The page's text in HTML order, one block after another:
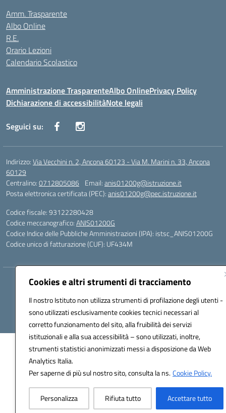
Cookies e altri strumenti di tracciamento
Il nostro Istituto non utilizza strumenti di profilazione degli utenti -
sono utilizzati esclusivamente cookies tecnici necessari al
corretto funzionamento del sito, alla fruibilità dei servizi
istituzionali e alla sua accessibilità – sono utilizzati, inoltre,
strumenti statistici anonimizzati messi a disposizione da Web
Analytics Italia.
Per saperne di più sul nostro sito, consulta la ns.Cookie Policy.
Personalizza Rifiuta tutto Accettare tutto
Amm. Trasparente
Albo Online
R.E.
Orario Lezioni
Calendario Scolastico
Amministrazione TrasparenteAlbo OnlinePrivacy Policy
Dichiarazione di accessibilitàNote legali
Seguici su:
Indirizzo:Via Vecchini n. 2, Ancona 60123 - Via M. Marini n. 33, Ancona
60129
Centralino:0712805086 Email:anis01200g@istruzione.it
Posta elettronica certificata (PEC):anis01200g@pec.istruzione.it
Codice fiscale: 93122280428
Codice meccanografico:ANIS01200G
Codice Indice delle Pubbliche Amministrazioni (IPA): istsc_ANIS01200G
Codice unico di fatturazione (CUF): UF434M
Hosting & Powered by 3D Solution S.r.l.